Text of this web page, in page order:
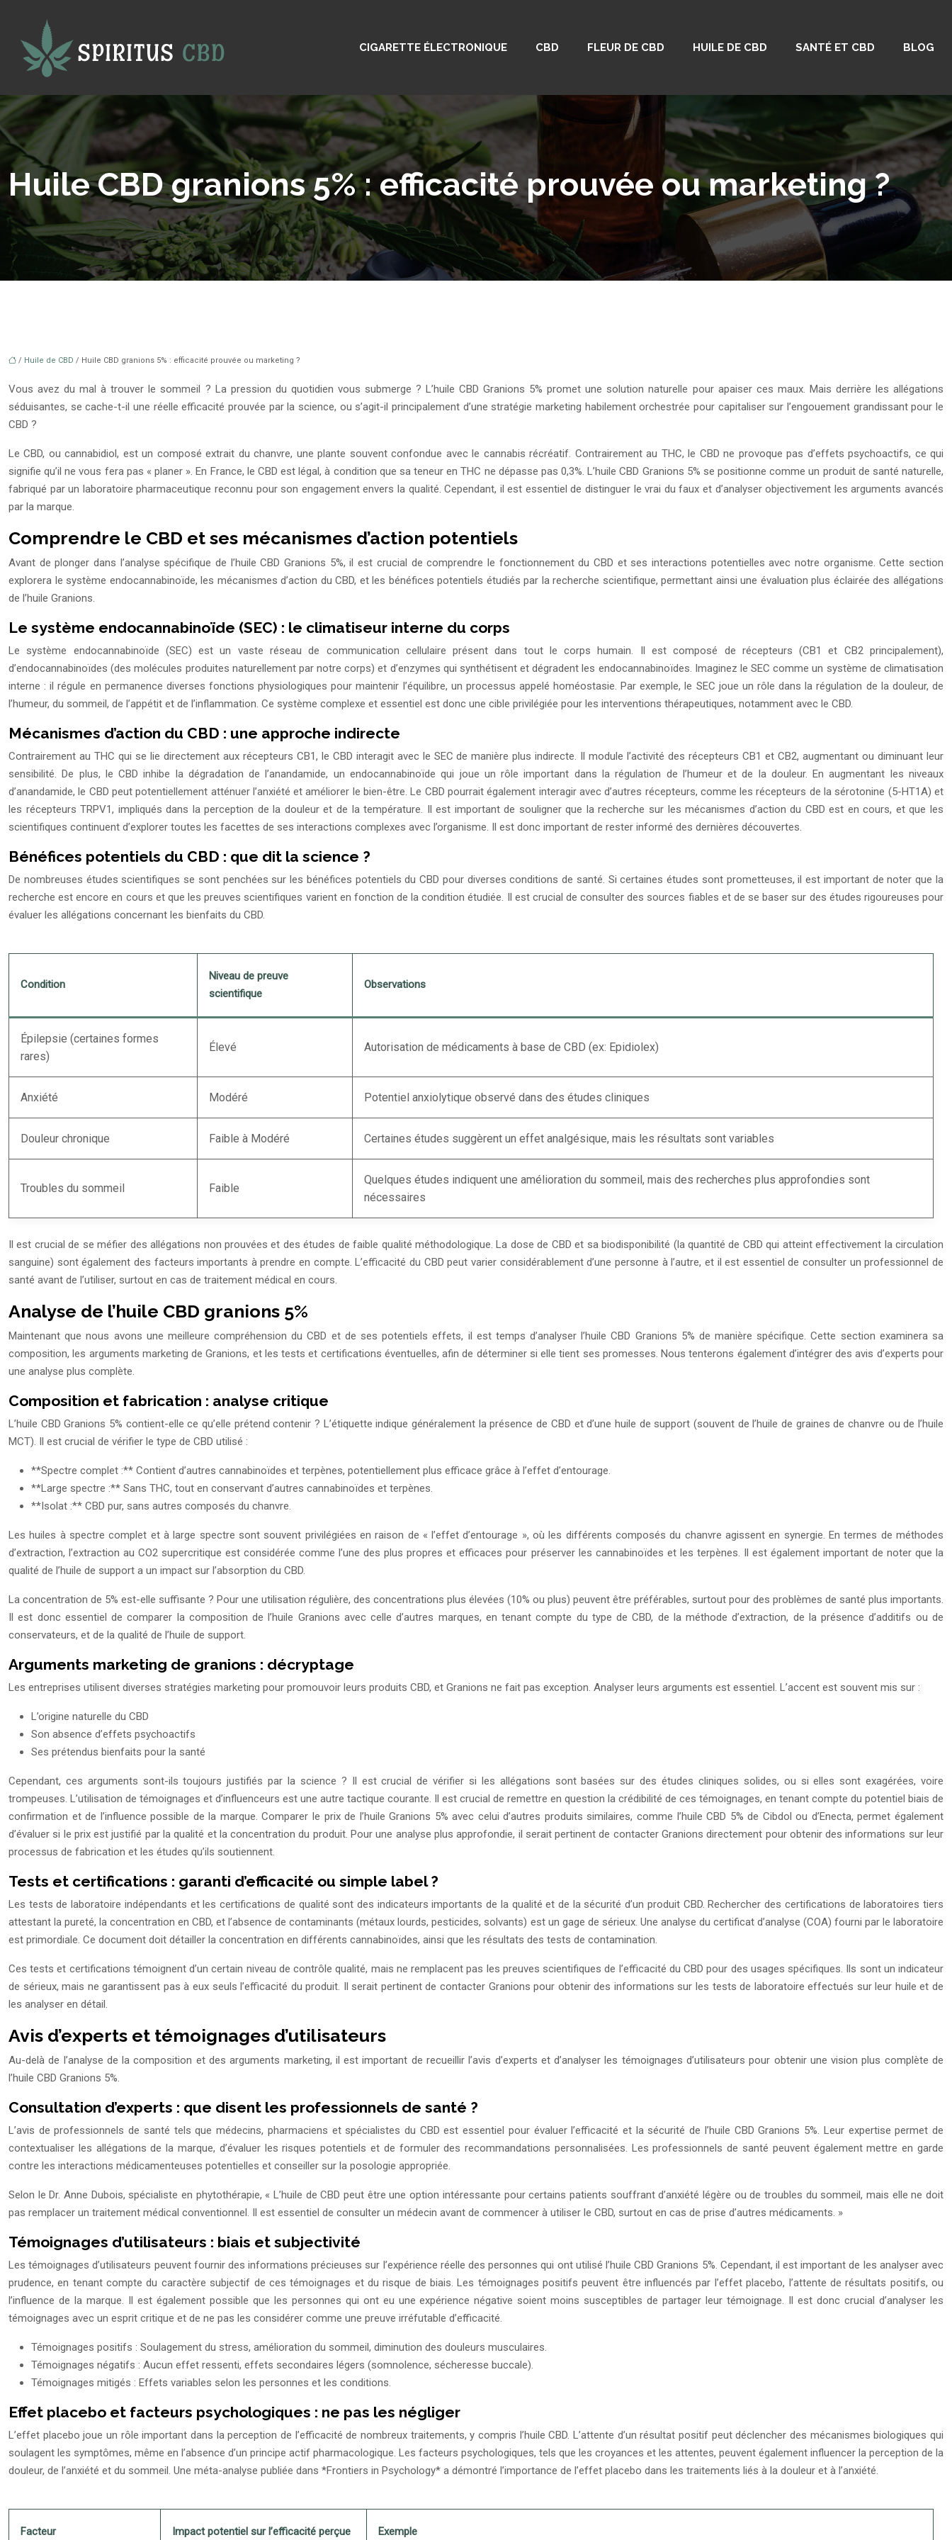
CIGARETTE ÉLECTRONIQUE CBD FLEUR DE CBD HUILE DE CBD SANTÉ ET CBD BLOG
Huile CBD granions 5% : efficacité prouvée ou marketing ?
/ Huile de CBD / Huile CBD granions 5% : efficacité prouvée ou marketing ?
Vous avez du mal à trouver le sommeil ? La pression du quotidien vous submerge ? L’huile CBD Granions 5% promet une solution naturelle pour apaiser ces maux. Mais derrière les allégations
séduisantes, se cache-t-il une réelle efficacité prouvée par la science, ou s’agit-il principalement d’une stratégie marketing habilement orchestrée pour capitaliser sur l’engouement grandissant pour le
CBD ?
Le CBD, ou cannabidiol, est un composé extrait du chanvre, une plante souvent confondue avec le cannabis récréatif. Contrairement au THC, le CBD ne provoque pas d’effets psychoactifs, ce qui
signifie qu’il ne vous fera pas « planer ». En France, le CBD est légal, à condition que sa teneur en THC ne dépasse pas 0,3%. L’huile CBD Granions 5% se positionne comme un produit de santé naturelle,
fabriqué par un laboratoire pharmaceutique reconnu pour son engagement envers la qualité. Cependant, il est essentiel de distinguer le vrai du faux et d’analyser objectivement les arguments avancés
par la marque.
Comprendre le CBD et ses mécanismes d’action potentiels
Avant de plonger dans l’analyse spécifique de l’huile CBD Granions 5%, il est crucial de comprendre le fonctionnement du CBD et ses interactions potentielles avec notre organisme. Cette section
explorera le système endocannabinoïde, les mécanismes d’action du CBD, et les bénéfices potentiels étudiés par la recherche scientifique, permettant ainsi une évaluation plus éclairée des allégations
de l’huile Granions.
Le système endocannabinoïde (SEC) : le climatiseur interne du corps
Le système endocannabinoïde (SEC) est un vaste réseau de communication cellulaire présent dans tout le corps humain. Il est composé de récepteurs (CB1 et CB2 principalement),
d’endocannabinoïdes (des molécules produites naturellement par notre corps) et d’enzymes qui synthétisent et dégradent les endocannabinoïdes. Imaginez le SEC comme un système de climatisation
interne : il régule en permanence diverses fonctions physiologiques pour maintenir l’équilibre, un processus appelé homéostasie. Par exemple, le SEC joue un rôle dans la régulation de la douleur, de
l’humeur, du sommeil, de l’appétit et de l’inflammation. Ce système complexe et essentiel est donc une cible privilégiée pour les interventions thérapeutiques, notamment avec le CBD.
Mécanismes d’action du CBD : une approche indirecte
Contrairement au THC qui se lie directement aux récepteurs CB1, le CBD interagit avec le SEC de manière plus indirecte. Il module l’activité des récepteurs CB1 et CB2, augmentant ou diminuant leur
sensibilité. De plus, le CBD inhibe la dégradation de l’anandamide, un endocannabinoïde qui joue un rôle important dans la régulation de l’humeur et de la douleur. En augmentant les niveaux
d’anandamide, le CBD peut potentiellement atténuer l’anxiété et améliorer le bien-être. Le CBD pourrait également interagir avec d’autres récepteurs, comme les récepteurs de la sérotonine (5-HT1A) et
les récepteurs TRPV1, impliqués dans la perception de la douleur et de la température. Il est important de souligner que la recherche sur les mécanismes d’action du CBD est en cours, et que les
scientifiques continuent d’explorer toutes les facettes de ses interactions complexes avec l’organisme. Il est donc important de rester informé des dernières découvertes.
Bénéfices potentiels du CBD : que dit la science ?
De nombreuses études scientifiques se sont penchées sur les bénéfices potentiels du CBD pour diverses conditions de santé. Si certaines études sont prometteuses, il est important de noter que la
recherche est encore en cours et que les preuves scientifiques varient en fonction de la condition étudiée. Il est crucial de consulter des sources fiables et de se baser sur des études rigoureuses pour
évaluer les allégations concernant les bienfaits du CBD.
Condition
Niveau de preuve
scientifique
Observations
Épilepsie (certaines formes
rares)
Élevé Autorisation de médicaments à base de CBD (ex: Epidiolex)
Anxiété Modéré Potentiel anxiolytique observé dans des études cliniques
Douleur chronique Faible à Modéré Certaines études suggèrent un effet analgésique, mais les résultats sont variables
Troubles du sommeil Faible
Quelques études indiquent une amélioration du sommeil, mais des recherches plus approfondies sont
nécessaires
Il est crucial de se méfier des allégations non prouvées et des études de faible qualité méthodologique. La dose de CBD et sa biodisponibilité (la quantité de CBD qui atteint effectivement la circulation
sanguine) sont également des facteurs importants à prendre en compte. L’efficacité du CBD peut varier considérablement d’une personne à l’autre, et il est essentiel de consulter un professionnel de
santé avant de l’utiliser, surtout en cas de traitement médical en cours.
Analyse de l’huile CBD granions 5%
Maintenant que nous avons une meilleure compréhension du CBD et de ses potentiels effets, il est temps d’analyser l’huile CBD Granions 5% de manière spécifique. Cette section examinera sa
composition, les arguments marketing de Granions, et les tests et certifications éventuelles, afin de déterminer si elle tient ses promesses. Nous tenterons également d’intégrer des avis d’experts pour
une analyse plus complète.
Composition et fabrication : analyse critique
L’huile CBD Granions 5% contient-elle ce qu’elle prétend contenir ? L’étiquette indique généralement la présence de CBD et d’une huile de support (souvent de l’huile de graines de chanvre ou de l’huile
MCT). Il est crucial de vérifier le type de CBD utilisé :
**Spectre complet :** Contient d’autres cannabinoïdes et terpènes, potentiellement plus efficace grâce à l’effet d’entourage.
**Large spectre :** Sans THC, tout en conservant d’autres cannabinoïdes et terpènes.
**Isolat :** CBD pur, sans autres composés du chanvre.
Les huiles à spectre complet et à large spectre sont souvent privilégiées en raison de « l’effet d’entourage », où les différents composés du chanvre agissent en synergie. En termes de méthodes
d’extraction, l’extraction au CO2 supercritique est considérée comme l’une des plus propres et efficaces pour préserver les cannabinoïdes et les terpènes. Il est également important de noter que la
qualité de l’huile de support a un impact sur l’absorption du CBD.
La concentration de 5% est-elle suffisante ? Pour une utilisation régulière, des concentrations plus élevées (10% ou plus) peuvent être préférables, surtout pour des problèmes de santé plus importants.
Il est donc essentiel de comparer la composition de l’huile Granions avec celle d’autres marques, en tenant compte du type de CBD, de la méthode d’extraction, de la présence d’additifs ou de
conservateurs, et de la qualité de l’huile de support.
Arguments marketing de granions : décryptage
Les entreprises utilisent diverses stratégies marketing pour promouvoir leurs produits CBD, et Granions ne fait pas exception. Analyser leurs arguments est essentiel. L’accent est souvent mis sur :
L’origine naturelle du CBD
Son absence d’effets psychoactifs
Ses prétendus bienfaits pour la santé
Cependant, ces arguments sont-ils toujours justifiés par la science ? Il est crucial de vérifier si les allégations sont basées sur des études cliniques solides, ou si elles sont exagérées, voire
trompeuses. L’utilisation de témoignages et d’influenceurs est une autre tactique courante. Il est crucial de remettre en question la crédibilité de ces témoignages, en tenant compte du potentiel biais de
confirmation et de l’influence possible de la marque. Comparer le prix de l’huile Granions 5% avec celui d’autres produits similaires, comme l’huile CBD 5% de Cibdol ou d’Enecta, permet également
d’évaluer si le prix est justifié par la qualité et la concentration du produit. Pour une analyse plus approfondie, il serait pertinent de contacter Granions directement pour obtenir des informations sur leur
processus de fabrication et les études qu’ils soutiennent.
Tests et certifications : garanti d’efficacité ou simple label ?
Les tests de laboratoire indépendants et les certifications de qualité sont des indicateurs importants de la qualité et de la sécurité d’un produit CBD. Rechercher des certifications de laboratoires tiers
attestant la pureté, la concentration en CBD, et l’absence de contaminants (métaux lourds, pesticides, solvants) est un gage de sérieux. Une analyse du certificat d’analyse (COA) fourni par le laboratoire
est primordiale. Ce document doit détailler la concentration en différents cannabinoïdes, ainsi que les résultats des tests de contamination.
Ces tests et certifications témoignent d’un certain niveau de contrôle qualité, mais ne remplacent pas les preuves scientifiques de l’efficacité du CBD pour des usages spécifiques. Ils sont un indicateur
de sérieux, mais ne garantissent pas à eux seuls l’efficacité du produit. Il serait pertinent de contacter Granions pour obtenir des informations sur les tests de laboratoire effectués sur leur huile et de
les analyser en détail.
Avis d’experts et témoignages d’utilisateurs
Au-delà de l’analyse de la composition et des arguments marketing, il est important de recueillir l’avis d’experts et d’analyser les témoignages d’utilisateurs pour obtenir une vision plus complète de
l’huile CBD Granions 5%.
Consultation d’experts : que disent les professionnels de santé ?
L’avis de professionnels de santé tels que médecins, pharmaciens et spécialistes du CBD est essentiel pour évaluer l’efficacité et la sécurité de l’huile CBD Granions 5%. Leur expertise permet de
contextualiser les allégations de la marque, d’évaluer les risques potentiels et de formuler des recommandations personnalisées. Les professionnels de santé peuvent également mettre en garde
contre les interactions médicamenteuses potentielles et conseiller sur la posologie appropriée.
Selon le Dr. Anne Dubois, spécialiste en phytothérapie, « L’huile de CBD peut être une option intéressante pour certains patients souffrant d’anxiété légère ou de troubles du sommeil, mais elle ne doit
pas remplacer un traitement médical conventionnel. Il est essentiel de consulter un médecin avant de commencer à utiliser le CBD, surtout en cas de prise d’autres médicaments. »
Témoignages d’utilisateurs : biais et subjectivité
Les témoignages d’utilisateurs peuvent fournir des informations précieuses sur l’expérience réelle des personnes qui ont utilisé l’huile CBD Granions 5%. Cependant, il est important de les analyser avec
prudence, en tenant compte du caractère subjectif de ces témoignages et du risque de biais. Les témoignages positifs peuvent être influencés par l’effet placebo, l’attente de résultats positifs, ou
l’influence de la marque. Il est également possible que les personnes qui ont eu une expérience négative soient moins susceptibles de partager leur témoignage. Il est donc crucial d’analyser les
témoignages avec un esprit critique et de ne pas les considérer comme une preuve irréfutable d’efficacité.
Témoignages positifs : Soulagement du stress, amélioration du sommeil, diminution des douleurs musculaires.
Témoignages négatifs : Aucun effet ressenti, effets secondaires légers (somnolence, sécheresse buccale).
Témoignages mitigés : Effets variables selon les personnes et les conditions.
Effet placebo et facteurs psychologiques : ne pas les négliger
L’effet placebo joue un rôle important dans la perception de l’efficacité de nombreux traitements, y compris l’huile CBD. L’attente d’un résultat positif peut déclencher des mécanismes biologiques qui
soulagent les symptômes, même en l’absence d’un principe actif pharmacologique. Les facteurs psychologiques, tels que les croyances et les attentes, peuvent également influencer la perception de la
douleur, de l’anxiété et du sommeil. Une méta-analyse publiée dans *Frontiers in Psychology* a démontré l’importance de l’effet placebo dans les traitements liés à la douleur et à l’anxiété.
Facteur Impact potentiel sur l’efficacité perçue Exemple